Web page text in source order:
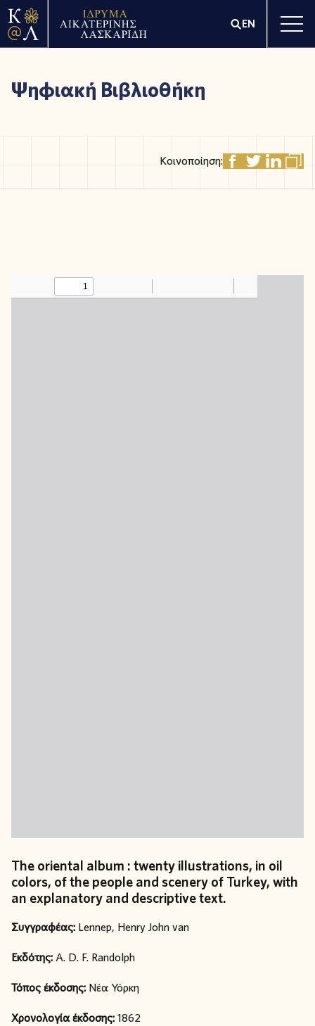
EN
Ψηφιακή Βιβλιοθήκη
Κοινοποίηση:
The oriental album : twenty illustrations, in oil
colors, of the people and scenery of Turkey, with
an explanatory and descriptive text.
Συγγραφέας: Lennep, Henry John van
Εκδότης:A. D. F. Randolph
Τόπος έκδοσης: Νέα Υόρκη
Χρονολογία έκδοσης:1862